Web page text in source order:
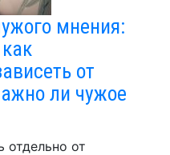
мнения:
от
ли чужое
отдельно от